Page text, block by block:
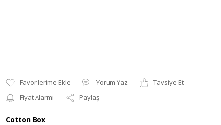
Yorum Yaz
Tavsiye Et
Fiyat Alarmı
Paylaş
Cotton Box